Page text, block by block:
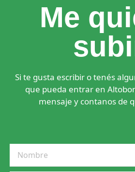
Me
Si te gusta escribir o tenés
que pueda entrar en
mensaje y contanos de